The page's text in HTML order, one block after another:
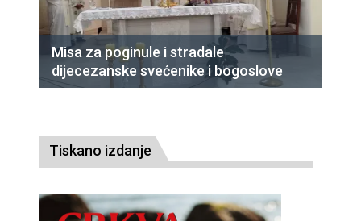
Misa za poginule i stradale
dijecezanske svećenike i bogoslove
Tiskano izdanje